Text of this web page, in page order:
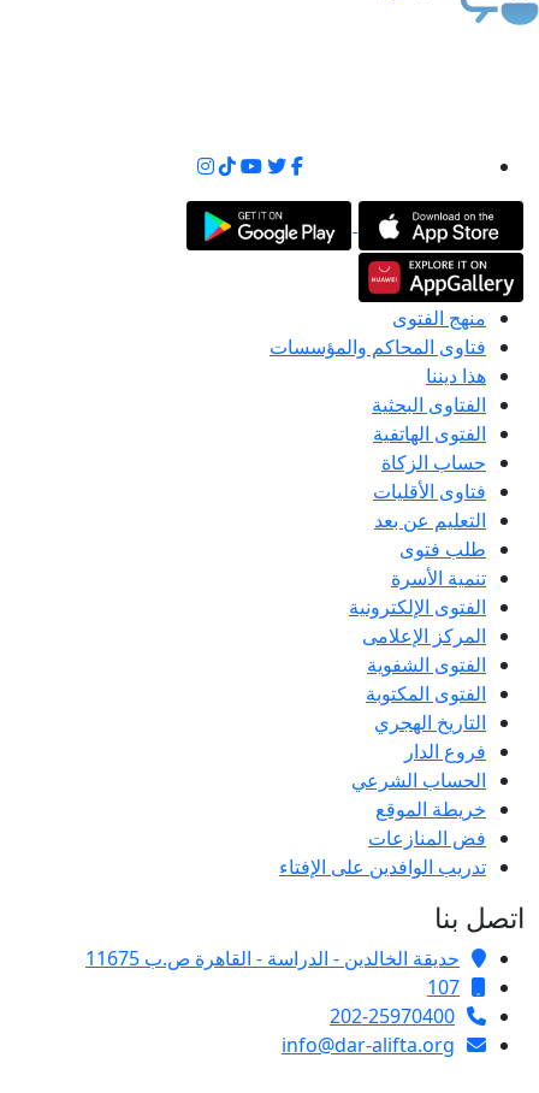
منهج الفتوى
فتاوى المحاكم والمؤسسات
هذا ديننا
الفتاوى البحثية
الفتوى الهاتفية
حساب الزكاة
فتاوى الأقليات
التعليم عن بعد
طلب فتوى
تنمية الأسرة
الفتوى الإلكترونية
المركز الإعلامى
الفتوى الشفوية
الفتوى المكتوبة
التاريخ الهجري
فروع الدار
الحساب الشرعي
خريطة الموقع
فض المنازعات
تدريب الوافدين على الإفتاء
اتصل بنا
حديقة الخالدين - الدراسة - القاهرة ص.ب 11675
107
202-25970400
info@dar-alifta.org